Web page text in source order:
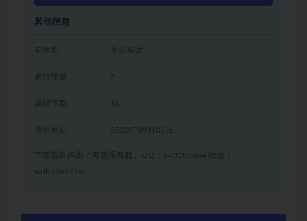
其他信息
有效期 永久有效
累计销量 5
累计下载 16
2023年09月05日
下载遇到问题？可联系客服。QQ：943105864 微信：
wubo961214